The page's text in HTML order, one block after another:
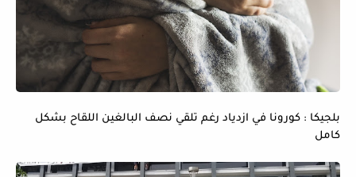
بلجيكا : كورونا في ازدياد رغم تلقي نصف البالغين اللقاح بشكل
كامل